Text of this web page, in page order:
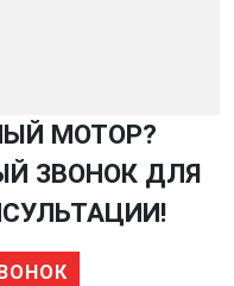
МОТОР?
ЗВОНОК ДЛЯ